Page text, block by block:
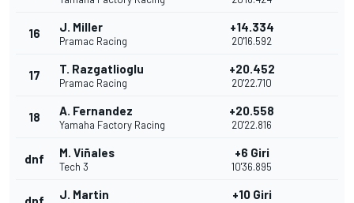
16 J. Miller
Pramac Racing
+14.334
20'16.592
17 T. Razgatlioglu
Pramac Racing
+20.452
20'22.710
18 A. Fernandez
Yamaha Factory Racing
+20.558
20'22.816
dnf M. Viñales
Tech 3
+6 Giri
10'36.895
J. Martin +10 Giri